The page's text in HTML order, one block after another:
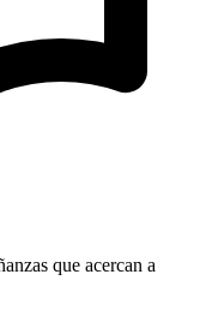
que acercan a